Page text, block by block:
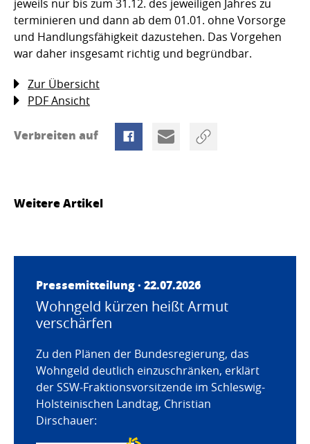
jeweils nur bis zum 31.12. des jeweiligen Jahres zu
terminieren und dann ab dem 01.01. ohne Vorsorge
und Handlungsfähigkeit dazustehen. Das Vorgehen
war daher insgesamt richtig und begründbar.
Zur Übersicht
PDF Ansicht
Verbreiten auf
Weitere Artikel
Pressemitteilung · 22.07.2026
Wohngeld kürzen heißt Armut
verschärfen
Zu den Plänen der Bundesregierung, das
Wohngeld deutlich einzuschränken, erklärt
der SSW-Fraktionsvorsitzende im Schleswig-
Holsteinischen Landtag, Christian
Dirschauer: